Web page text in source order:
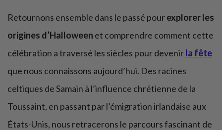
Retournons ensemble dans le passé pourexplorer les
origines d’Halloween et comprendre comment cette
célébration a traversé les siècles pour devenirla fête
que nous connaissons aujourd’hui. Des racines
celtiques de Samain à l’influence chrétienne de la
Toussaint, en passant par l’émigration irlandaise aux
États-Unis, nous retracerons le parcours fascinant de